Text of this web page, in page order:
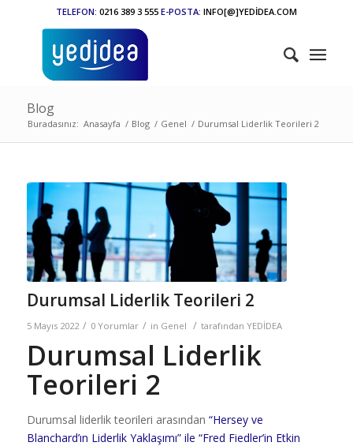
TELEFON: 0216 389 3 555 E-POSTA: INFO[@]YEDİDEA.COM
Blog
Buradasınız: Anasayfa / Blog / Genel / Durumsal Liderlik Teorileri 2
Durumsal Liderlik Teorileri 2
5 Mayıs 2022 / 0 Yorumlar / in Genel / tarafından YEDİDEA
Durumsal Liderlik
Teorileri 2
Durumsal liderlik teorileri arasından “Hersey ve
Blanchard’ın Liderlik Yaklaşımı” ile “Fred Fiedler’in Etkin